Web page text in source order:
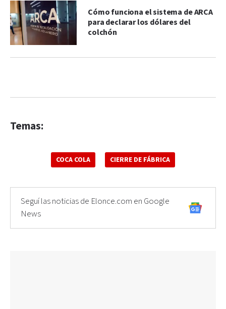
Cómo funciona el sistema de ARCA
para declarar los dólares del
colchón
Temas:
COCA COLA CIERRE DE FÁBRICA
Seguí las noticias de Elonce.com en Google
News